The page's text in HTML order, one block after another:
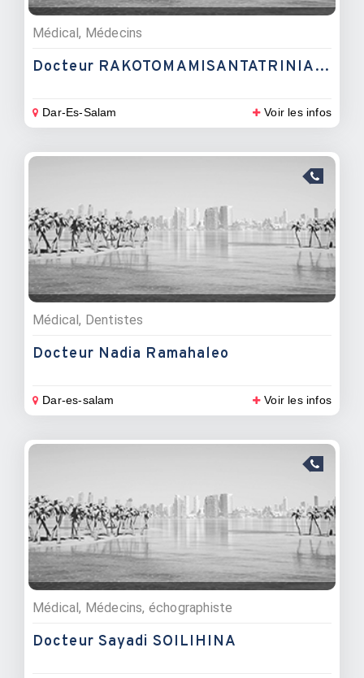
Médical, Médecins
Docteur RAKOTOMAMISANTATRINIAINA Safidinirina
Dar-Es-Salam Voir les infos
Médical, Dentistes
Docteur Nadia Ramahaleo
Dar-es-salam Voir les infos
Médical, Médecins, échographiste
Docteur Sayadi SOILIHINA